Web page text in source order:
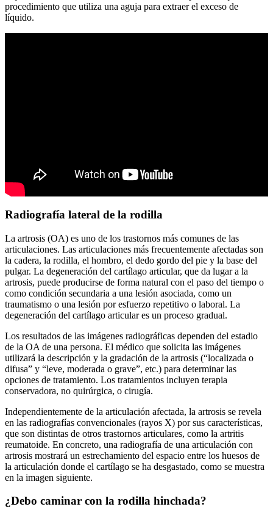
procedimiento que utiliza una aguja para extraer el exceso de
líquido.
Radiografía lateral de la rodilla
La artrosis (OA) es uno de los trastornos más comunes de las
articulaciones. Las articulaciones más frecuentemente afectadas son
la cadera, la rodilla, el hombro, el dedo gordo del pie y la base del
pulgar. La degeneración del cartílago articular, que da lugar a la
artrosis, puede producirse de forma natural con el paso del tiempo o
como condición secundaria a una lesión asociada, como un
traumatismo o una lesión por esfuerzo repetitivo o laboral. La
degeneración del cartílago articular es un proceso gradual.
Los resultados de las imágenes radiográficas dependen del estadio
de la OA de una persona. El médico que solicita las imágenes
utilizará la descripción y la gradación de la artrosis (“localizada o
difusa” y “leve, moderada o grave”, etc.) para determinar las
opciones de tratamiento. Los tratamientos incluyen terapia
conservadora, no quirúrgica, o cirugía.
Independientemente de la articulación afectada, la artrosis se revela
en las radiografías convencionales (rayos X) por sus características,
que son distintas de otros trastornos articulares, como la artritis
reumatoide. En concreto, una radiografía de una articulación con
artrosis mostrará un estrechamiento del espacio entre los huesos de
la articulación donde el cartílago se ha desgastado, como se muestra
en la imagen siguiente.
¿Debo caminar con la rodilla hinchada?